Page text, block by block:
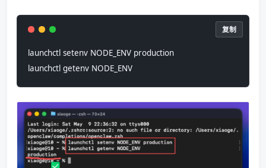
launchctl setenv NODE_ENV production
launchctl getenv NODE_ENV
复制